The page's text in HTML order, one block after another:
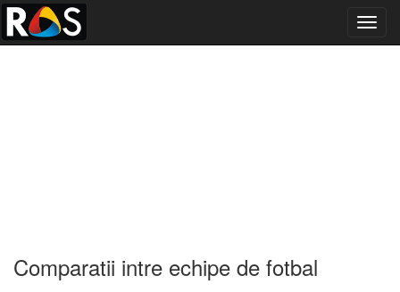
Comparatii intre echipe de fotbal